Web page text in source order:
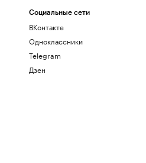
Социальные сети
ВКонтакте
Одноклассники
Telegram
Дзен